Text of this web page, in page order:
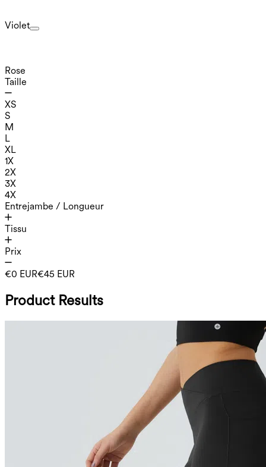
Violet
Rose
Taille
XS
S
M
L
XL
1X
2X
3X
4X
Entrejambe / Longueur
Tissu
Prix
€0 EUR€45 EUR
Product Results